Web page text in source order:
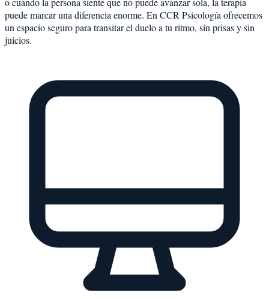
puede marcar una diferencia enorme. En CCR Psicología ofrecemos
un espacio seguro para transitar el duelo a tu ritmo, sin prisas y sin
juicios.